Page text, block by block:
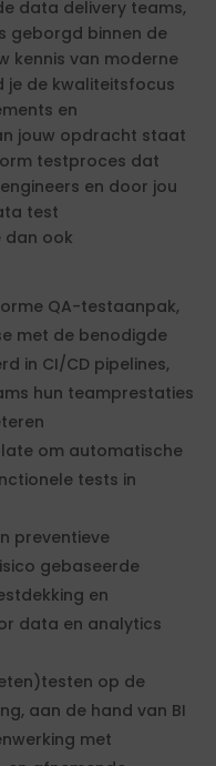
data delivery teams,
geborgd binnen de
kennis van moderne
je de kwaliteitsfocus
en
jouw opdracht staat
testproces dat
en door jou
test
ook
QA-testaanpak,
met de benodigde
in CI/CD pipelines,
hun teamprestaties
om automatische
tests in
preventieve
gebaseerde
en
data en analytics
op de
aan de hand van BI
met